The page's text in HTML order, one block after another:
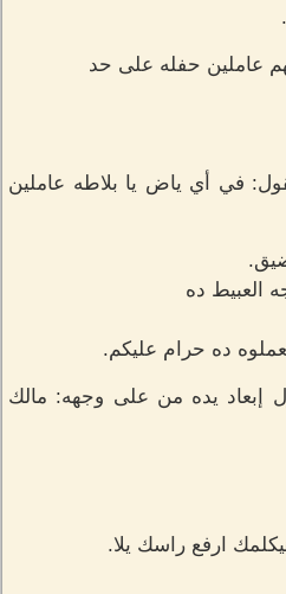
عاملين حفله على حد
في أي ياض يا بلاطه عاملين
العبيط ده
ده حرام عليكم.
إبعاد يده من على وجهه: مالك
ارفع راسك يلا.